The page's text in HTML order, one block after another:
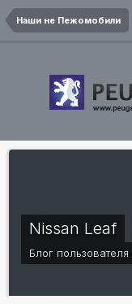
Наши не Пежомобили
Nissan Leaf
Блог пользователя